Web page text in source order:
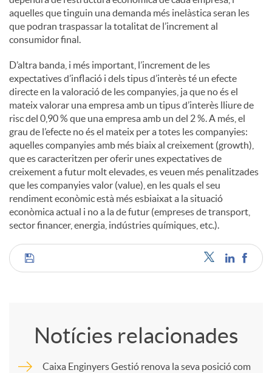
aquelles que tinguin una demanda més inelàstica seran les
que podran traspassar la totalitat de l’increment al
consumidor final.
D’altra banda, i més important, l’increment de les
expectatives d’inflació i dels tipus d’interès té un efecte
directe en la valoració de les companyies, ja que no és el
mateix valorar una empresa amb un tipus d’interès lliure de
risc del 0,90 % que una empresa amb un del 2 %. A més, el
grau de l’efecte no és el mateix per a totes les companyies:
aquelles companyies amb més biaix al creixement (growth),
que es caracteritzen per oferir unes expectatives de
creixement a futur molt elevades, es veuen més penalitzades
que les companyies valor (value), en les quals el seu
rendiment econòmic està més esbiaixat a la situació
econòmica actual i no a la de futur (empreses de transport,
sector financer, energia, indústries químiques, etc.).
C
m
Notícies relacionades
Caixa Enginyers Gestió renova la seva posició com